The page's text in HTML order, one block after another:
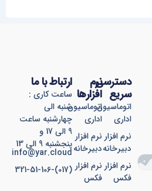
نرم
افزارها
اتوماسیون
اداری
نرم افزار
دبیرخانه
نرم افزار
فکس
دسترسی
سریع
اتوماسیون
اداری
نرم افزار
دبیرخانه
نرم افزار
فکس
ارتباط با ما
ساعت کاری :
شنبه الی
چهارشنبه ساعت
9 الی 17 و
پنجشنبه 9 الی 13
info@yar.cloud
(017)-321-51-106